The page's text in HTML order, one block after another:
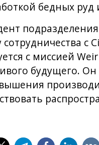
бедных
сотрудничества с
с миссией
будущего. Он